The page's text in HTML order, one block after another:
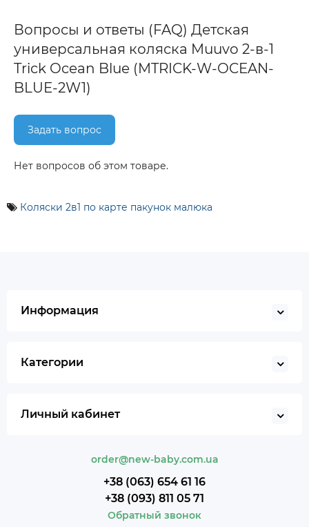
Вопросы и ответы (FAQ) Детская
универсальная коляска Muuvo 2-в-1
Trick Ocean Blue (MTRICK-W-OCEAN-
BLUE-2W1)
Задать вопрос
Нет вопросов об этом товаре.
Коляски 2в1 по карте пакунок малюка
Информация
Категории
Личный кабинет
order@new-baby.com.ua
+38 (063) 654 61 16
+38 (093) 811 05 71
Обратный звонок